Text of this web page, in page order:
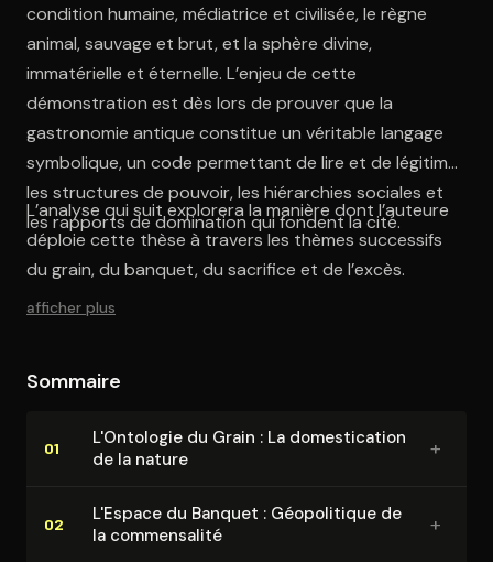
condition humaine, médiatrice et civilisée, le règne
animal, sauvage et brut, et la sphère divine,
immatérielle et éternelle. L’enjeu de cette
démonstration est dès lors de prouver que la
gastronomie antique constitue un véritable langage
symbolique, un code permettant de lire et de légitimer
les structures de pouvoir, les hiérarchies sociales et
les rapports de domination qui fondent la cité.
L’analyse qui suit explorera la manière dont l’auteure
déploie cette thèse à travers les thèmes successifs
du grain, du banquet, du sacrifice et de l’excès.
afficher plus
Sommaire
01
L'Ontologie du Grain : La do­mes­ti­ca­tion
de la nature
+
02
L'Espace du Banquet : Géo­po­li­tique de
la com­men­sa­li­té
+